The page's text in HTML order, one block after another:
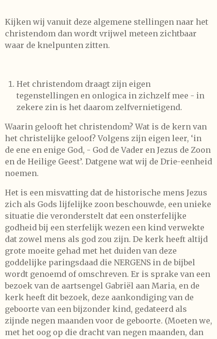
Kijken wij vanuit deze algemene stellingen naar het
christendom dan wordt vrijwel meteen zichtbaar
waar de knelpunten zitten.
Het christendom draagt zijn eigen
tegenstellingen en onlogica in zichzelf mee - in
zekere zin is het daarom zelfvernietigend.
Waarin gelooft het christendom? Wat is de kern van
het christelijke geloof? Volgens zijn eigen leer, ‘in
de ene en enige God, - God de Vader en Jezus de Zoon
en de Heilige Geest’. Datgene wat wij de Drie-eenheid
noemen.
Het is een misvatting dat de historische mens Jezus
zich als Gods lijfelijke zoon beschouwde, een unieke
situatie die veronderstelt dat een onsterfelijke
godheid bij een sterfelijk wezen een kind verwekte
dat zowel mens als god zou zijn. De kerk heeft altijd
grote moeite gehad met het duiden van deze
goddelijke paringsdaad die NERGENS in de bijbel
wordt genoemd of omschreven. Er is sprake van een
bezoek van de aartsengel Gabriël aan Maria, en de
kerk heeft dit bezoek, deze aankondiging van de
geboorte van een bijzonder kind, gedateerd als
zijnde negen maanden voor de geboorte. (Moeten we,
met het oog op die dracht van negen maanden, dan